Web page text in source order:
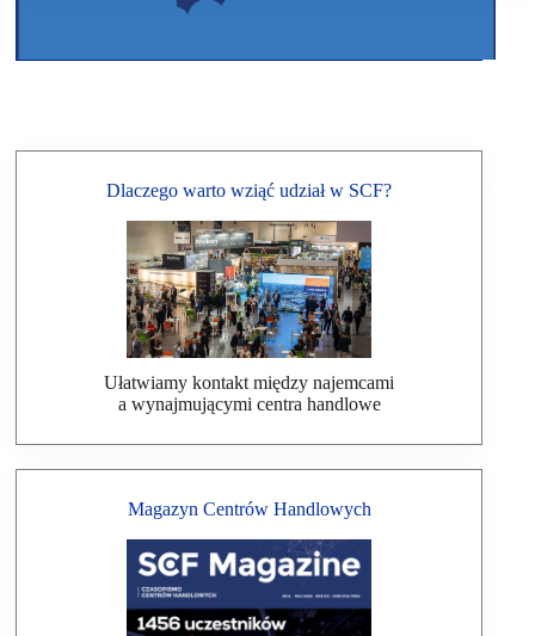
Dlaczego warto wziąć udział w SCF?
Ułatwiamy kontakt między najemcami
a wynajmującymi centra handlowe
Magazyn Centrów Handlowych